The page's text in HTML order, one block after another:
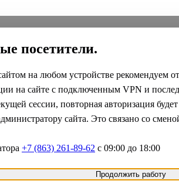
посетители.
на любом устройстве рекомендуем
на сайте с подключенным VPN и
сессии, повторная авторизация
сайта. Это связано со
+7 (863) 261-89-62 с 09:00 до 18:00
Продолжить работу